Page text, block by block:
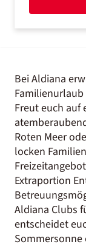
Bei Aldiana
Freut euch auf
Roten Meer
locken
Extraportion
Aldiana Clubs
entscheidet
Sommersonne